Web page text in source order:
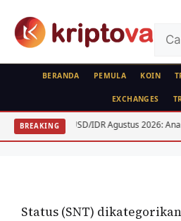
BERANDA PEMULA KOIN
EXCHANGES
BREAKING
USD/IDR Agustus 2026: Analisis
KOIN
Status (SNT)
Status (SNT)